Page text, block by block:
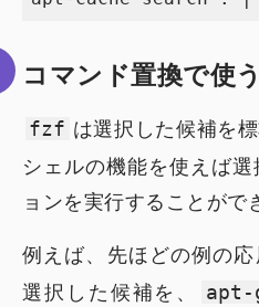
コマンド置換で使う
fzf は選択した候補を
シェルの機能を使えば
ョンを実行することがで
例えば、先ほどの例の
選択した候補を、